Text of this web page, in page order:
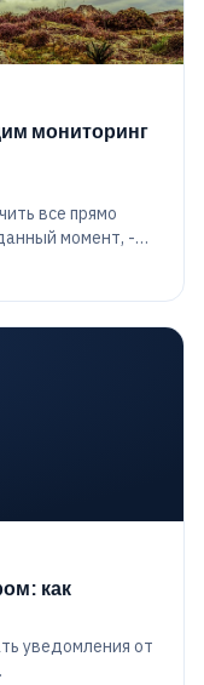
мониторинг
все прямо
момент, -
не вернемся в
как же следить
как
уведомления от